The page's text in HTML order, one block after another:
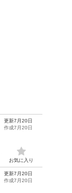
更新7月20日
作成7月20日
お気に入り
更新7月20日
作成7月20日